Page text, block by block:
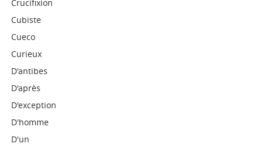
Crucifixion
Cubiste
Cueco
Curieux
D'antibes
D'après
D'exception
D'homme
D'un